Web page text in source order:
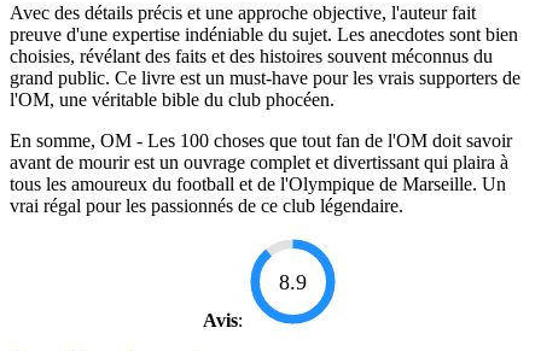
Avec des détails précis et une approche objective, l'auteur fait
preuve d'une expertise indéniable du sujet. Les anecdotes sont bien
choisies, révélant des faits et des histoires souvent méconnus du
grand public. Ce livre est un must-have pour les vrais supporters de
l'OM, une véritable bible du club phocéen.
En somme, OM - Les 100 choses que tout fan de l'OM doit savoir
avant de mourir est un ouvrage complet et divertissant qui plaira à
tous les amoureux du football et de l'Olympique de Marseille. Un
vrai régal pour les passionnés de ce club légendaire.
Avis:
8.9